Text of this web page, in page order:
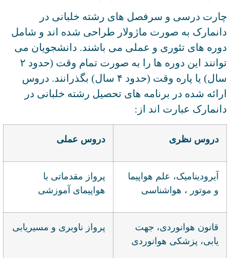
چارت درسی و سرفصل های رشته خلبانی در
دانمارک به صورت ماژولار طراحی شده اند و شامل
دوره های تئوری و عملی می باشند. دانشجویان می
توانند این دوره ها را به صورت تمام وقت (حدود ۲
سال) یا پاره وقت (حدود ۴ سال) بگذرانند. دروس
ارائه شده در برنامه های تحصیل رشته خلبانی در
دانمارک عبارت اند از:
دروس نظری دروس عملی
آیرودینامیک، علم هواپیما
و موتور ، هواشناسی
پرواز مقدماتی با
هواپیمای آموزشی
قانون هوانوردی، جهت
یابی، پزشکی هوانوردی
پرواز ناوبری و مسیریابی